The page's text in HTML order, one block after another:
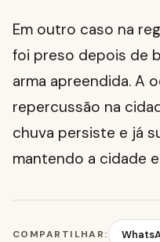
Em outro caso na
foi preso depois de
arma apreendida. A
repercussão na
chuva persiste e já
mantendo a cidade
COMPARTILHAR: